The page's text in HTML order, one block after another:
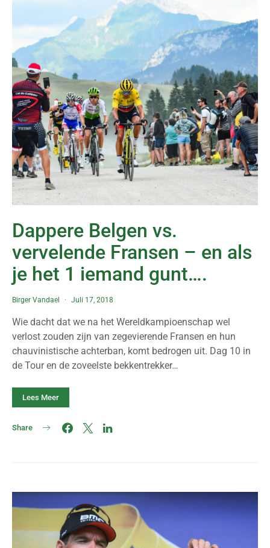
Dappere Belgen vs.
vervelende Fransen – en als
je het 1 iemand gunt….
Birger Vandael Juli 17, 2018
Wie dacht dat we na het Wereldkampioenschap wel
verlost zouden zijn van zegevierende Fransen en hun
chauvinistische achterban, komt bedrogen uit. Dag 10 in
de Tour en de zoveelste bekkentrekker…
Lees Meer
Share